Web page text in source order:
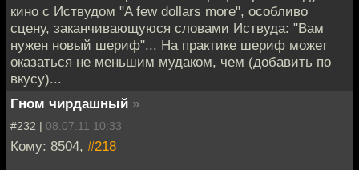
кино с Иствудом "A few dollars more", особливо
сцену, заканчивающуюся словами Иствуда: "Вам
нужен новый шериф"... На практике шериф может
оказаться не меньшим мудаком, чем (добавить по
вкусу)...
Гном чирдашный »
#232 | 08.07.11 10:33
Кому: 8504, #218